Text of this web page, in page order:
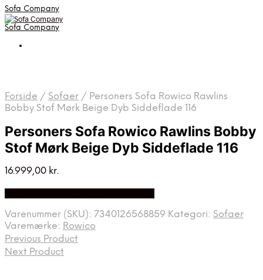
Sofa Company
Sofa Company
Forside / Sofaer / Personers Sofa Rowico Rawlins
Bobby Stof Mørk Beige Dyb Siddeflade 116
Personers Sofa Rowico Rawlins Bobby
Stof Mørk Beige Dyb Siddeflade 116
16.999,00 kr.
Varenummer (SKU): 7340126568859 Kategori: Sofaer
Varemærke: Rowico
Previous Product
Next Product